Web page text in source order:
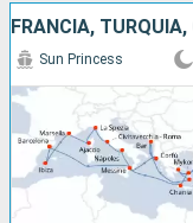
Sun Princess